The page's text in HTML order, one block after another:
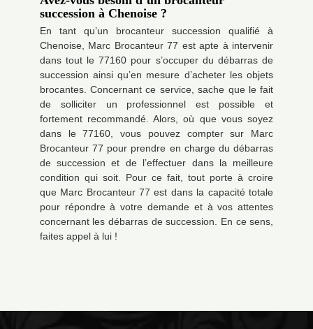
succession à Chenoise ?
En tant qu’un brocanteur succession qualifié à
Chenoise, Marc Brocanteur 77 est apte à intervenir
dans tout le 77160 pour s’occuper du débarras de
succession ainsi qu’en mesure d’acheter les objets
brocantes. Concernant ce service, sache que le fait
de solliciter un professionnel est possible et
fortement recommandé. Alors, où que vous soyez
dans le 77160, vous pouvez compter sur Marc
Brocanteur 77 pour prendre en charge du débarras
de succession et de l’effectuer dans la meilleure
condition qui soit. Pour ce fait, tout porte à croire
que Marc Brocanteur 77 est dans la capacité totale
pour répondre à votre demande et à vos attentes
concernant les débarras de succession. En ce sens,
faites appel à lui !